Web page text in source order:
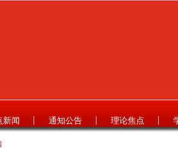
新闻 通知公告 理论焦点